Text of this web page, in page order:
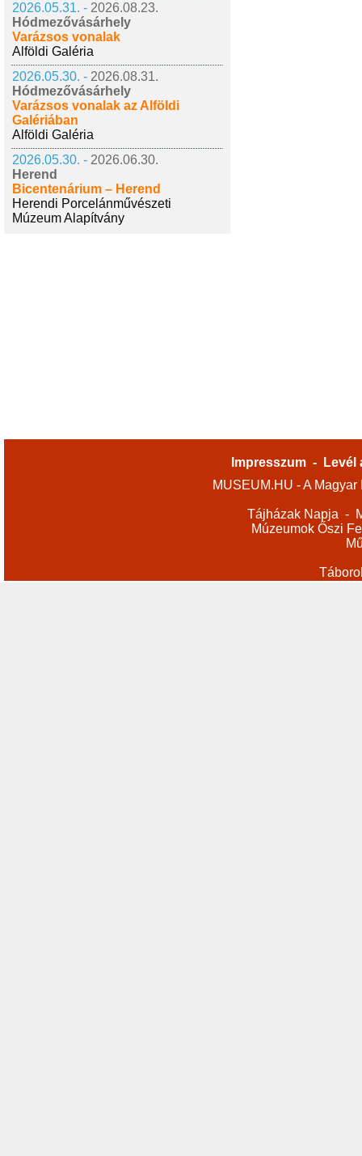
2026.05.31. - 2026.08.23.
Hódmezővásárhely
Varázsos vonalak
Alföldi Galéria
2026.05.30. - 2026.08.31.
Hódmezővásárhely
Varázsos vonalak az Alföldi
Galériában
Alföldi Galéria
2026.05.30. - 2026.06.30.
Herend
Bicentenárium – Herend
Herendi Porcelánművészeti
Múzeum Alapítvány
Impresszum -
Levél
MUSEUM.HU - A
Tájházak Napja -
Múzeumok Őszi